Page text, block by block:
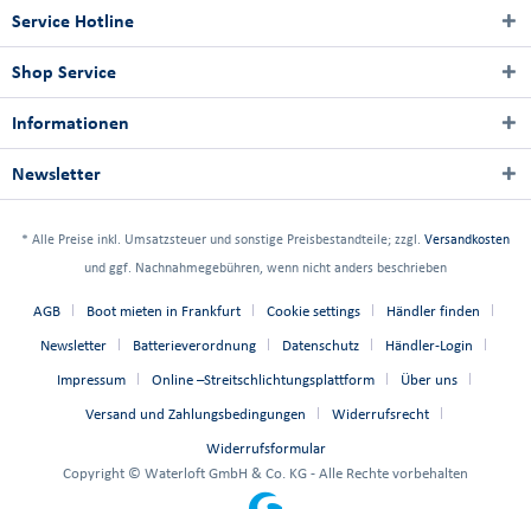
Service Hotline
Shop Service
Informationen
Newsletter
* Alle Preise inkl. Umsatzsteuer und sonstige Preisbestandteile; zzgl. Versandkosten
und ggf. Nachnahmegebühren, wenn nicht anders beschrieben
AGB Boot mieten in Frankfurt Cookie settings Händler finden
Newsletter Batterieverordnung Datenschutz Händler-Login
Impressum Online –Streitschlichtungsplattform Über uns
Versand und Zahlungsbedingungen Widerrufsrecht
Widerrufsformular
Copyright © Waterloft GmbH & Co. KG - Alle Rechte vorbehalten